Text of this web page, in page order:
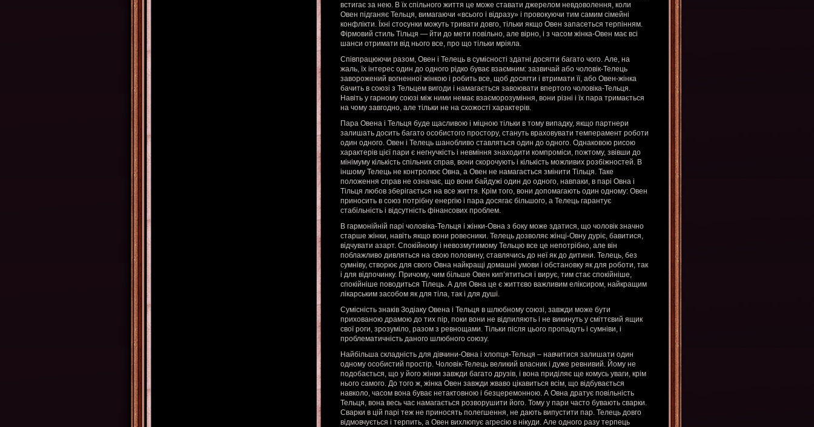
встигає за нею. В їх спільного життя це може ставати джерелом невдоволення, коли
Овен підганяє Тельця, вимагаючи «всього і відразу» і провокуючи тим самим сімейні
конфлікти. Їхні стосунки можуть тривати довго, тільки якщо Овен запасеться терпінням.
Фірмовий стиль Тільця — йти до мети повільно, але вірно, і з часом жінка-Овен має всі
шанси отримати від нього все, про що тільки мріяла.
Співпрацюючи разом, Овен і Телець в сумісності здатні досягти багато чого. Але, на
жаль, їх інтерес один до одного рідко буває взаємним: зазвичай або чоловік-Телець
заворожений вогненної жінкою і робить все, щоб досягти і втримати її, або Овен-жінка
бачить в союзі з Тельцем вигоди і намагається завоювати впертого чоловіка-Тельця.
Навіть у гарному союзі між ними немає взаєморозуміння, вони різні і їх пара тримається
на чому завгодно, але тільки не на схожості характерів.
Пара Овена і Тельця буде щасливою і міцною тільки в тому випадку, якщо партнери
залишать досить багато особистого простору, стануть враховувати темперамент роботи
один одного. Овен і Телець шанобливо ставляться один до одного. Однаковою рисою
характерів цієї пари є негнучкість і невміння знаходити компроміси, пожтому, звівши до
мінімуму кількість спільних справ, вони скорочують і кількість можливих розбіжностей. В
іншому Телець не контролює Овна, а Овен не намагається змінити Тільця. Таке
положення справ не означає, що вони байдужі один до одного, навпаки, в парі Овна і
Тільця любов зберігається на все життя. Крім того, вони допомагають один одному: Овен
приносить в союз потрібну енергію і пара досягає більшого, а Телець гарантує
стабільність і відсутність фінансових проблем.
В гармонійній парі чоловіка-Тельця і жінки-Овна з боку може здатися, що чоловік значно
старше жінки, навіть якщо вони ровесники. Телець дозволяє жінці-Овну дуріє, бавитися,
відчувати азарт. Спокійному і невозмутимому Тельцю все це непотрібно, але він
поблажливо дивляться на свою половину, ставлячись до неї як до дитини. Телець, без
сумніву, створює для свого Овна найкращі домашні умови і обстановку як для роботи, так
і для відпочинку. Причому, чим більше Овен кип’ятиться і вирує, тим стає спокійніше,
спокійніше поводиться Тілець. А для Овна це є життєво важливим еліксиром, найкращим
лікарським засобом як для тіла, так і для душі.
Сумісність знаків Зодіаку Овена і Тельця в шлюбному союзі, завжди може бути
прихованою драмою до тих пір, поки вони не відпиляють і не викинуть у сміттєвий ящик
свої роги, зрозуміло, разом з ревнощами. Тільки після цього пропадуть і сумніви, і
проблематичність даного шлюбного союзу.
Найбільша складність для дівчини-Овна і хлопця-Тельця – навчитися залишати один
одному особистий простір. Чоловік-Телець великий власник і дуже ревнивий. Йому не
подобається, що у його жінки завжди багато друзів, і вона приділяє ще комусь уваги, крім
нього самого. До того ж, жінка Овен завжди жваво цікавиться всім, що відбувається
навколо, часом вона буває нетактовною і безцеремонною. А Овна дратує повільність
Тельця, вона весь час намагається розворушити його. Тому у пари часто бувають сварки.
Сварки в цій парі теж не приносять полегшення, не дають випустити пар. Телець довго
відмовчується і терпить, а Овен вихлюпує агресію в нікуди. Але одного разу терпець